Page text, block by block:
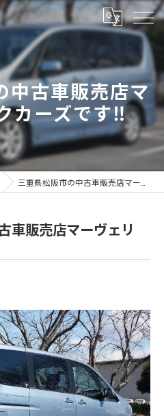
中古車販売店マ
カーズです‼️
三重県松阪市の中古車販売店マーヴェリックカーズです‼️
車販売店マーヴェリ